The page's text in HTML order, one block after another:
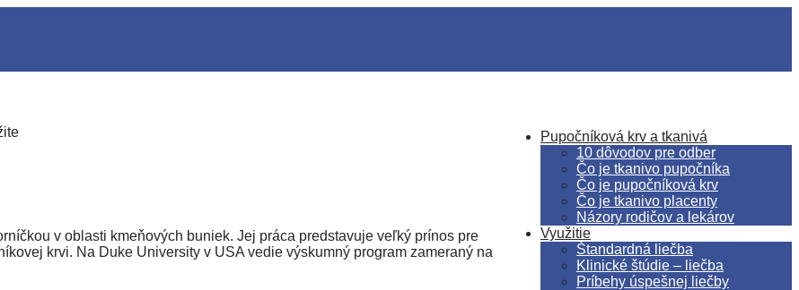
Pupočníková krv a tkanivá
10 dôvodov pre odber
Čo je tkanivo pupočníka
Čo je pupočníková krv
Čo je tkanivo placenty
Názory rodičov a lekárov
Využitie
Štandardná liečba
Klinické štúdie – liečba
Príbehy úspešnej liečby
v oblasti kmeňových buniek. Jej práca predstavuje veľký prínos pre
krvi. Na Duke University v USA vedie výskumný program zameraný na